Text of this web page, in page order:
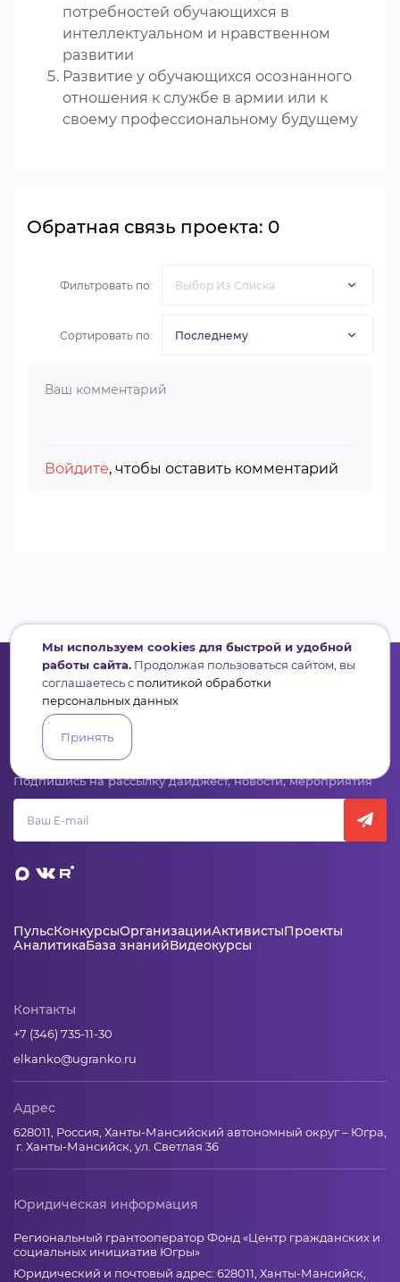
потребностей обучающихся в
интеллектуальном и нравственном
развитии
Развитие у обучающихся осознанного
отношения к службе в армии или к
своему профессиональному будущему
Обратная связь проекта: 0
Фильтровать по:
Сортировать по:
Войдите, чтобы оставить комментарий
Сервис для некоммерческих организаций
и социальных предпринимателей
Подпишись на рассылку дайджест, новости, мероприятия
ПульсКонкурсыОрганизацииАктивистыПроекты
АналитикаБаза знанийВидеокурсы
Контакты
+7 (346) 735-11-30
elkanko@ugranko.ru
Адрес
628011, Россия, Ханты-Мансийский автономный округ – Югра,
г. Ханты-Мансийск, ул. Светлая 36
Юридическая информация
Региональный грантооператор Фонд «Центр гражданских и
социальных инициатив Югры»
Юридический и почтовый адрес: 628011, Ханты-Мансийск,
Мы используем cookies для быстрой и удобной
работы сайта. Продолжая пользоваться сайтом, вы
соглашаетесь с политикой обработки
персональных данных
Принять